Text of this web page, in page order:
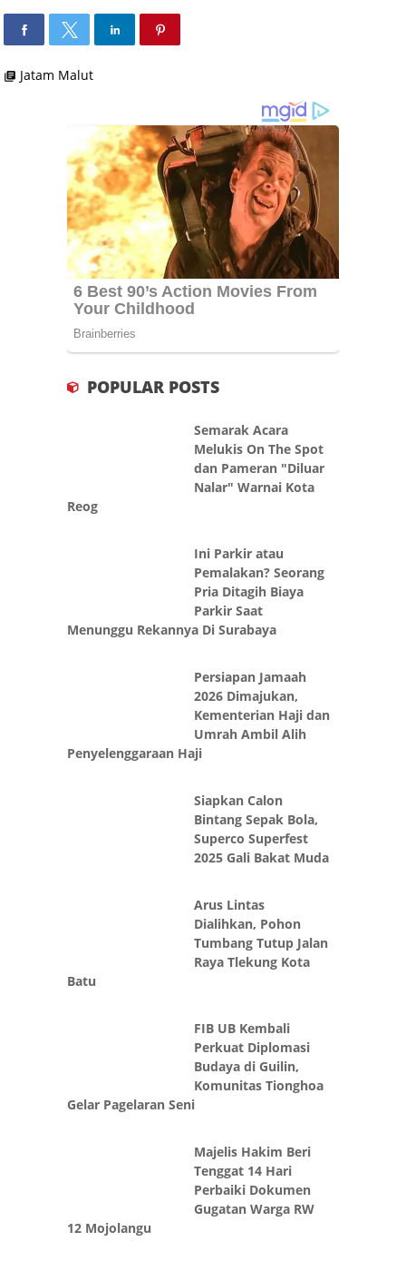
library_books Jatam Malut
POPULAR POSTS
Semarak Acara
Melukis On The Spot
dan Pameran "Diluar
Nalar" Warnai Kota
Reog
Ini Parkir atau
Pemalakan? Seorang
Pria Ditagih Biaya
Parkir Saat
Menunggu Rekannya Di Surabaya
Persiapan Jamaah
2026 Dimajukan,
Kementerian Haji dan
Umrah Ambil Alih
Penyelenggaraan Haji
Siapkan Calon
Bintang Sepak Bola,
Superco Superfest
2025 Gali Bakat Muda
Arus Lintas
Dialihkan, Pohon
Tumbang Tutup Jalan
Raya Tlekung Kota
Batu
FIB UB Kembali
Perkuat Diplomasi
Budaya di Guilin,
Komunitas Tionghoa
Gelar Pagelaran Seni
Majelis Hakim Beri
Tenggat 14 Hari
Perbaiki Dokumen
Gugatan Warga RW
12 Mojolangu